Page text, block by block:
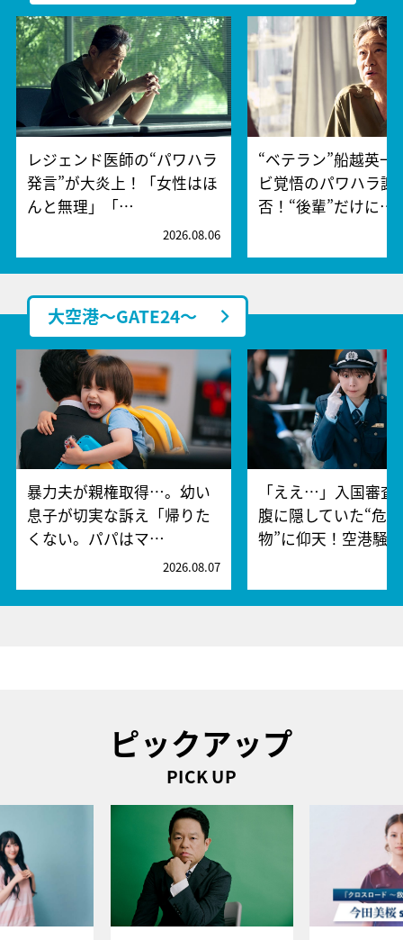
レジェンド医師の“パワハラ
発言”が大炎上！「女性はほ
んと無理」「…
2026.08.06
“ベテラン”船越英一
ビ覚悟のパワハラ謝
否！“後輩”だけに…
大空港～GATE24～
暴力夫が親権取得…。幼い
息子が切実な訴え「帰りた
くない。パパはマ…
2026.08.07
「ええ…」入国審査
腹に隠していた“危
物”に仰天！空港騒
ピックアップ
PICK UP